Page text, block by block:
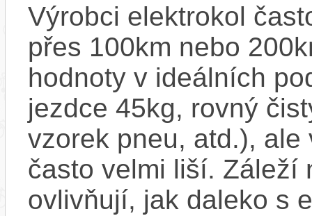
Výrobci elektrokol
přes 100km nebo
hodnoty v ideálních
jezdce 45kg, rovný
vzorek pneu, atd.),
často velmi liší. Záleží
ovlivňují, jak daleko s